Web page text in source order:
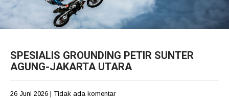
SPESIALIS GROUNDING PETIR SUNTER
AGUNG-JAKARTA UTARA
26 Juni 2026 | Tidak ada komentar